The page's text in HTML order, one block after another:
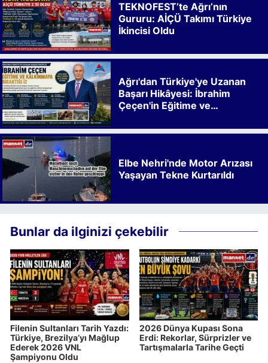
TEKNOFEST’te Ağrı’nın
Gururu: AİÇÜ Takımı Türkiye
İkincisi Oldu
Ağrı'dan Türkiye'ye Uzanan
Başarı Hikâyesi: İbrahim
Çeçen'in Eğitime ve
Elbe Nehri'nde Motor Arızası
Yaşayan Tekne Kurtarıldı
Bunlar da ilginizi çekebilir
Filenin Sultanları Tarih Yazdı:
Türkiye, Brezilya’yı Mağlup
Ederek 2026 VNL
Şampiyonu Oldu
2026 Dünya Kupası Sona
Erdi: Rekorlar, Sürprizler ve
Tartışmalarla Tarihe Geçti